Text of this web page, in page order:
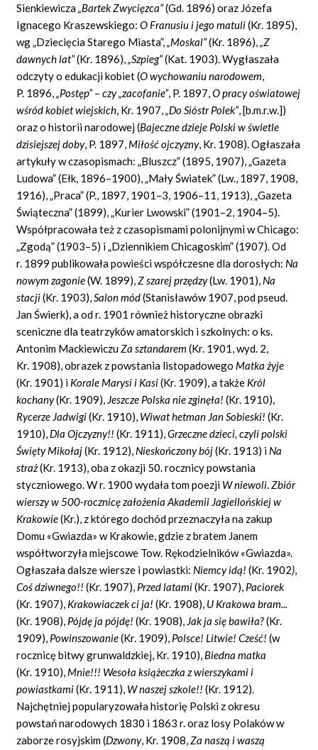
Sienkiewicza„Bartek Zwycięzca”(Gd. 1896) oraz Józefa
Ignacego Kraszewskiego:O Franusiu i jego matuli(Kr. 1895),
wg „Dziecięcia Starego Miasta”,„Moskal”(Kr. 1896),„Z
dawnych lat”(Kr. 1896),„Szpieg”(Kat. 1903). Wygłaszała
odczyty o edukacji kobiet (O wychowaniu narodowem,
P. 1896,„Postęp” – czy„zacofanie”, P. 1897,O pracy oświatowej
wśród kobiet wiejskich, Kr. 1907,„Do Sióstr Polek”, [b.m.r.w.])
oraz o historii narodowej (Bajeczne dzieje Polski wświetle
dzisiejszej doby, P. 1897, Miłośćojczyzny, Kr. 1908). Ogłaszała
artykuły w czasopismach: „Bluszcz” (1895, 1907), „Gazeta
Ludowa” (Ełk, 1896–1900), „Mały Światek” (Lw., 1897, 1908,
1916), „Praca” (P., 1897, 1901–3, 1906–11, 1913), „Gazeta
Świąteczna” (1899), „Kurier Lwowski” (1901–2, 1904–5).
Współpracowała też z czasopismami polonijnymi w Chicago:
„Zgodą” (1903–5) i „Dziennikiem Chicagoskim” (1907). Od
r. 1899 publikowała powieści współczesne dla dorosłych: Na
nowym zagonie(W. 1899),Z szarej przędzy(Lw. 1901), Na
stacji(Kr. 1903),Salon mód(Stanisławów 1907, pod pseud.
Jan Świerk), a od r. 1901 również historyczne obrazki
sceniczne dla teatrzyków amatorskich i szkolnych: o ks.
Antonim MackiewiczuZa sztandarem (Kr. 1901, wyd. 2,
Kr. 1908), obrazek z powstania listopadowego Matkażyje
(Kr. 1901) i Korale Marysi i Kasi(Kr. 1909), a także Król
kochany(Kr. 1909), Jeszcze Polska nie zginęła!(Kr. 1910),
Rycerze Jadwigi(Kr. 1910), Wiwat hetman Jan Sobieski!(Kr.
1910), Dla Ojczyzny!!(Kr. 1911),Grzeczne dzieci, czyli polski
Święty Mikołaj(Kr. 1912), Nieskończony bój(Kr. 1913) i Na
straż(Kr. 1913), oba z okazji 50. rocznicy powstania
styczniowego.W r. 1900 wydała tom poezji W niewoli.Zbiór
wierszy w 500-rocznicęzałożenia Akademii Jagiellońskiej w
Krakowie(Kr.), z którego dochód przeznaczyła na zakup
Domu «Gwiazda» w Krakowie, gdzie z bratem Janem
współtworzyła miejscowe Tow. Rękodzielników «Gwiazda».
Ogłaszała dalsze wiersze i powiastki: Niemcy idą!(Kr. 1902),
Cośdziwnego!!(Kr. 1907), Przed latami(Kr. 1907), Paciorek
(Kr. 1907), Krakowiaczek ci ja!(Kr. 1908), U Krakowa bram...
(Kr. 1908), Pójdęja pójdę!(Kr. 1908), Jak ja siębawiła?(Kr.
1909), Powinszowanie(Kr. 1909), Polsce! Litwie! Cześć!(w
rocznicę bitwy grunwaldzkiej, Kr. 1910), Biedna matka
(Kr. 1910), Mnie!!! Wesoła książeczka z wierszykami i
powiastkami(Kr. 1911), W naszej szkole!! (Kr. 1912).
Najchętniej popularyzowała historię Polski z okresu
powstań narodowych 1830 i 1863 r. oraz losy Polaków w
zaborze rosyjskim (Dzwony, Kr. 1908,Za naszą i waszą